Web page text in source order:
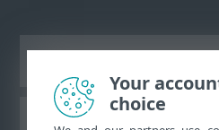
ESET-ova
Your
choice